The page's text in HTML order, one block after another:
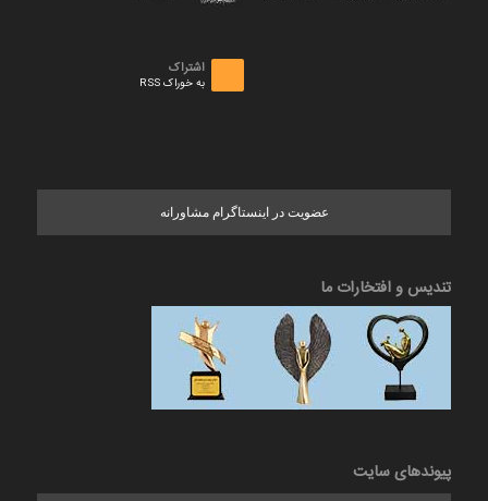
اشتراک
به خوراک RSS
عضویت در اینستاگرام مشاورانه
تندیس و افتخارات ما
پیوندهای سایت